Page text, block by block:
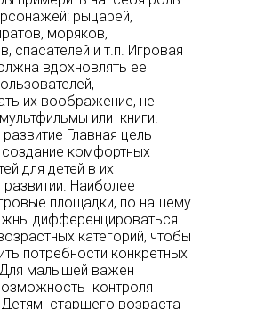
рыцарей,
моряков,
спасателей и т.п. Игровая
вдохновлять ее
их воображение, не
или книги.
Главная цель
комфортных
для детей в их
Наиболее
площадки, по нашему
дифференцироваться
категорий, чтобы
потребности конкретных
малышей важен
контроля
старшего возраста